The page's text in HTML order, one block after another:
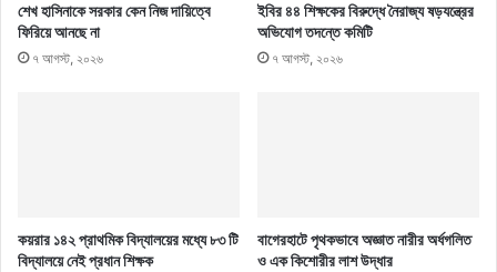
শেখ হাসিনাকে সরকার কেন নিজ দায়িত্বে
ফিরিয়ে আনছে না
৭ আগস্ট, ২০২৬
ইবির ৪৪ শিক্ষকের বিরুদ্ধে নৈরাজ্য ষড়যন্ত্রের
অভিযোগ তদন্তে কমিটি
৭ আগস্ট, ২০২৬
কয়রার ১৪২ প্রাথমিক বিদ্যালয়ের মধ্যে ৮৩ টি
বিদ্যালয়ে নেই প্রধান শিক্ষক
বাগেরহাটে পৃথকভাবে অজ্ঞাত নারীর অর্ধগলিত
ও এক কিশোরীর লাশ উদ্ধার